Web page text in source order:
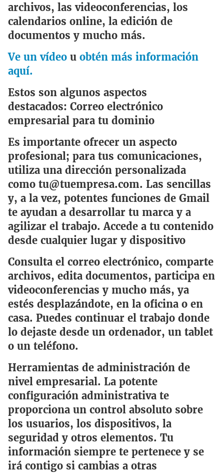
archivos, las videoconferencias, los
calendarios online, la edición de
documentos y mucho más.
Ve un vídeo u obtén más información
aquí.
Estos son algunos aspectos
destacados: Correo electrónico
empresarial para tu dominio
Es importante ofrecer un aspecto
profesional; para tus comunicaciones,
utiliza una dirección personalizada
como tu@tuempresa.com. Las sencillas
y, a la vez, potentes funciones de Gmail
te ayudan a desarrollar tu marca y a
agilizar el trabajo.Accede a tu contenido
desde cualquier lugar y dispositivo
Consulta el correo electrónico, comparte
archivos, edita documentos, participa en
videoconferencias y mucho más, ya
estés desplazándote, en la oficina o en
casa. Puedes continuar el trabajo donde
lo dejaste desde un ordenador, un tablet
o un teléfono.
Herramientas de administración de
nivel empresarial. La potente
configuración administrativa te
proporciona un control absoluto sobre
los usuarios, los dispositivos, la
seguridad y otros elementos. Tu
información siempre te pertenece y se
irá contigo si cambias a otras